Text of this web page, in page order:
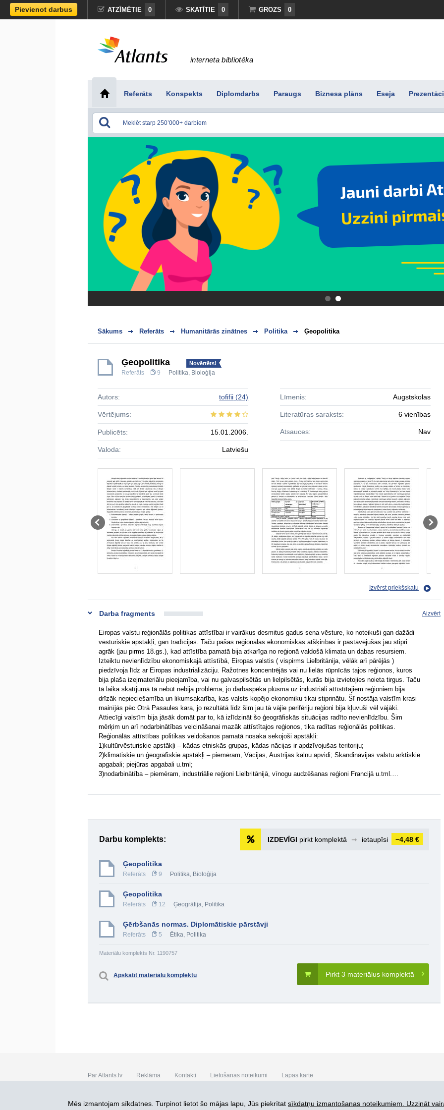
Pievienot darbus ATZĪMĒTIE 0 SKATĪTIE 0 GROZS 0
interneta bibliotēka
Referāts Konspekts Diplomdarbs Paraugs Biznesa plāns Eseja
.
Sākums Referāts Humanitārās zinātnes Politika Ģeopolitika
Ģeopolitika Novērtēts!
Referāts 9 Politika, Bioloģija
Autors: tofifii (24)
Vērtējums:
Publicēts: 15.01.2006.
Valoda: Latviešu
Līmenis: Augstskolas
Literatūras saraksts: 6 vienības
Atsauces: Nav
Izvērst priekšskatu
Darba fragments Aizvērt
Eiropas valstu reģionālās politikas attīstībai ir vairākus desmitus gadus sena vēsture, ko noteikuši gan dažādi
vēsturiskie apstākļi, gan tradīcijas. Taču pašas reģionālās ekonomiskās atšķirības ir pastāvējušās jau stipri
agrāk (jau pirms 18.gs.), kad attīstība pamatā bija atkarīga no reģionā valdošā klimata un dabas resursiem.
Izteiktu nevienlīdzību ekonomiskajā attīstībā, Eiropas valstis ( vispirms Lielbritānija, vēlāk arī pārējās )
piedzīvoja līdz ar Eiropas industrializāciju. Ražotnes koncentrējās vai nu lielās rūpnīcās tajos reģionos, kuros
bija plaša izejmateriālu pieejamība, vai nu galvaspilsētās un lielpilsētās, kurās bija izvietojies noieta tirgus. Taču
tā laika skatījumā tā nebūt nebija problēma, jo darbaspēka plūsma uz industriāli attīstītajiem reģioniem bija
drīzāk nepieciešamība un likumsakarība, kas valsts kopējo ekonomiku tikai stiprinātu. Šī nostāja valstīm krasi
mainījās pēc Otrā Pasaules kara, jo rezultātā līdz šim jau tā vājie perifēriju reģioni bija kļuvuši vēl vājāki.
Attiecīgi valstīm bija jāsāk domāt par to, kā izlīdzināt šo ģeogrāfiskās situācijas radīto nevienlīdzību. Šim
mērķim un arī nodarbinātības veicināšanai mazāk attīstītajos reģionos, tika radītas reģionālās politikas.
Reģionālās attīstības politikas veidošanos pamatā nosaka sekojoši apstākļi:
1)kultūrvēsturiskie apstākļi – kādas etniskās grupas, kādas nācijas ir apdzīvojušas teritoriju;
2)klimatiskie un ģeogrāfiskie apstākļi – piemēram, Vācijas, Austrijas kalnu apvidi; Skandināvijas valstu arktiskie
apgabali; piejūras apgabali u.tml;
3)nodarbinātība – piemēram, industriālie reģioni Lielbritānijā, vīnogu audzēšanas reģioni Francijā u.tml.…
Darbu komplekts: IZDEVĪGI pirkt komplektā ➞ ietaupīsi −4,48 €
Ģeopolitika
Referāts 9 Politika, Bioloģija
Ģeopolitika
Referāts 12 Ģeogrāfija, Politika
Ģērbšanās normas. Diplomātiskie pārstāvji
Referāts 5 Ētika, Politika
Materiālu komplekts Nr. 1190757
Pirkt 3 materiālus komplektā
Apskatīt materiālu komplektu
Par Atlants.lv Reklāma Kontakti Lietošanas noteikumi Lapas karte
SIA „CDI” © 2002 - 2026
Mēs izmantojam sīkdatnes. Turpinot lietot šo mājas lapu, Jūs piekrītat sīkdatņu izmantošanas noteikumiem. Uzzināt